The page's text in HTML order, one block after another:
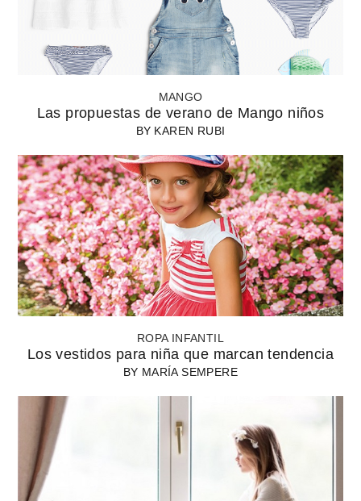
MANGO
Las propuestas de verano de Mango niños
BY KAREN RUBI
ROPA INFANTIL
Los vestidos para niña que marcan tendencia
BY MARÍA SEMPERE